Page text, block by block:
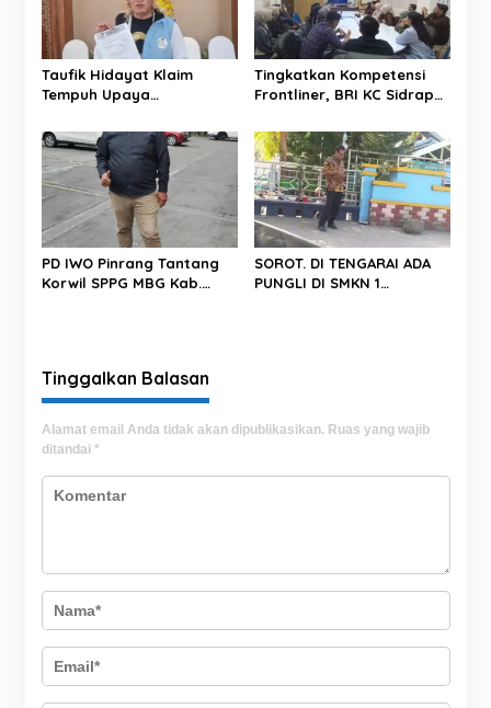
o
s
Taufik Hidayat Klaim
Tempuh Upaya
Surat Disampaikan ke
Kantor Wakil Presiden
Tingkatkan Kompetensi
Frontliner, BRI KC Sidrap
Performing CS dan Teller
tahun 2026
PD IWO Pinrang Tantang
Korwil SPPG MBG Kab.
SOROT. DI TENGARAI ADA
PUNGLI DI SMKN 1
Tinggalkan Balasan
Alamat email Anda tidak akan dipublikasikan. Ruas yang wajib
ditandai *